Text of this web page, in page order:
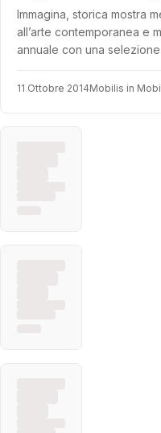
Immagina, storica mostra
all’arte contemporanea e
annuale con una
11 Ottobre 2014Mobilis in